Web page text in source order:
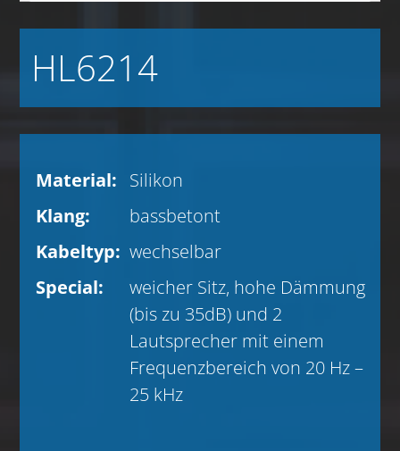
HL6214
Material: Silikon
Klang:
bassbetont
Kabeltyp: wechselbar
Special:
weicher Sitz, hohe Dämmung
(bis zu 35dB) und 2
Lautsprecher mit einem
Frequenzbereich von 20 Hz –
25 kHz